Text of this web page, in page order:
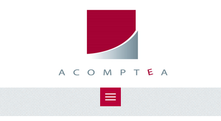
Toggle
navigation